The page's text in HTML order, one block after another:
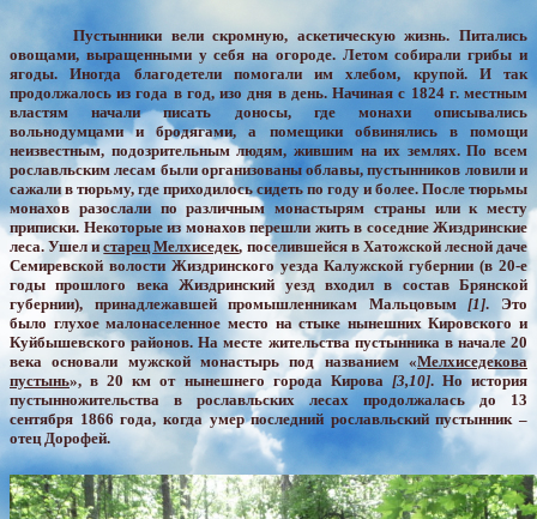
Пустынники вели скромную, аскетическую жизнь. Питались
овощами, выращенными у себя на огороде. Летом собирали грибы и
ягоды. Иногда благодетели помогали им хлебом, крупой. И так
продолжалось из года в год, изо дня в день. Начиная с 1824 г. местным
властям начали писать доносы, где монахи описывались
вольнодумцами и бродягами, а помещики обвинялись в помощи
неизвестным, подозрительным людям, жившим на их землях. По всем
рославльским лесам были организованы облавы, пустынников ловили и
сажали в тюрьму, где приходилось сидеть по году и более. После тюрьмы
монахов разослали по различным монастырям страны или к месту
приписки. Некоторые из монахов перешли жить в соседние Жиздринские
леса. Ушел истарец Мелхиседек, поселившейся в Хатожской лесной даче
Семиревской волости Жиздринского уезда Калужской губернии (в 20-е
годы прошлого века Жиздринский уезд входил в состав Брянской
губернии), принадлежавшей промышленникам Мальцовым [1]. Это
было глухое малонаселенное место на стыке нынешних Кировского и
Куйбышевского районов. На месте жительства пустынника в начале 20
века основали мужской монастырь под названием «Мелхиседекова
пустынь», в 20 км от нынешнего города Кирова [3,10]. Но история
пустынножительства в рославльских лесах продолжалась до 13
сентября 1866 года, когда умер последний рославльский пустынник –
отец Дорофей.